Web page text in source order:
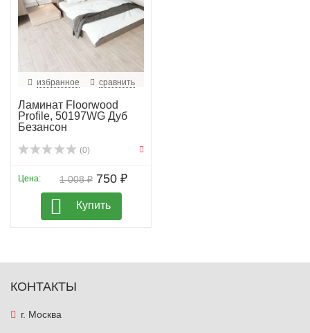
избранное сравнить
Ламинат Floorwood
Profile, 50197WG Дуб
Безансон
(0)
1 008 ₽
Цена: 750 ₽
Купить
КОНТАКТЫ
г. Москва